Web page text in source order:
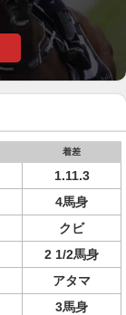
着差
1.11.3
4馬身
クビ
2 1/2馬身
アタマ
3馬身